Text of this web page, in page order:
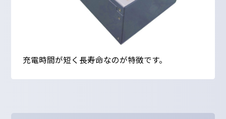
充電時間が短く長寿命なのが特徴です。